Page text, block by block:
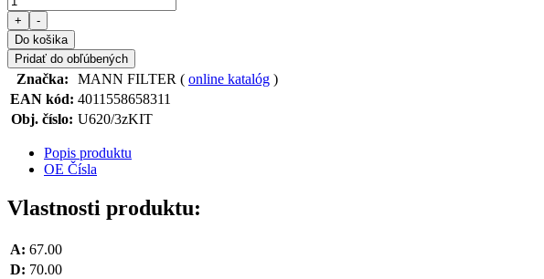
+
-
Do košika
Pridať do obľúbených
Značka: MANN FILTER ( online katalóg )
EAN kód: 4011558658311
Obj. číslo: U620/3zKIT
Popis produktu
OE Čísla
Vlastnosti produktu:
A: 67.00
D: 70.00